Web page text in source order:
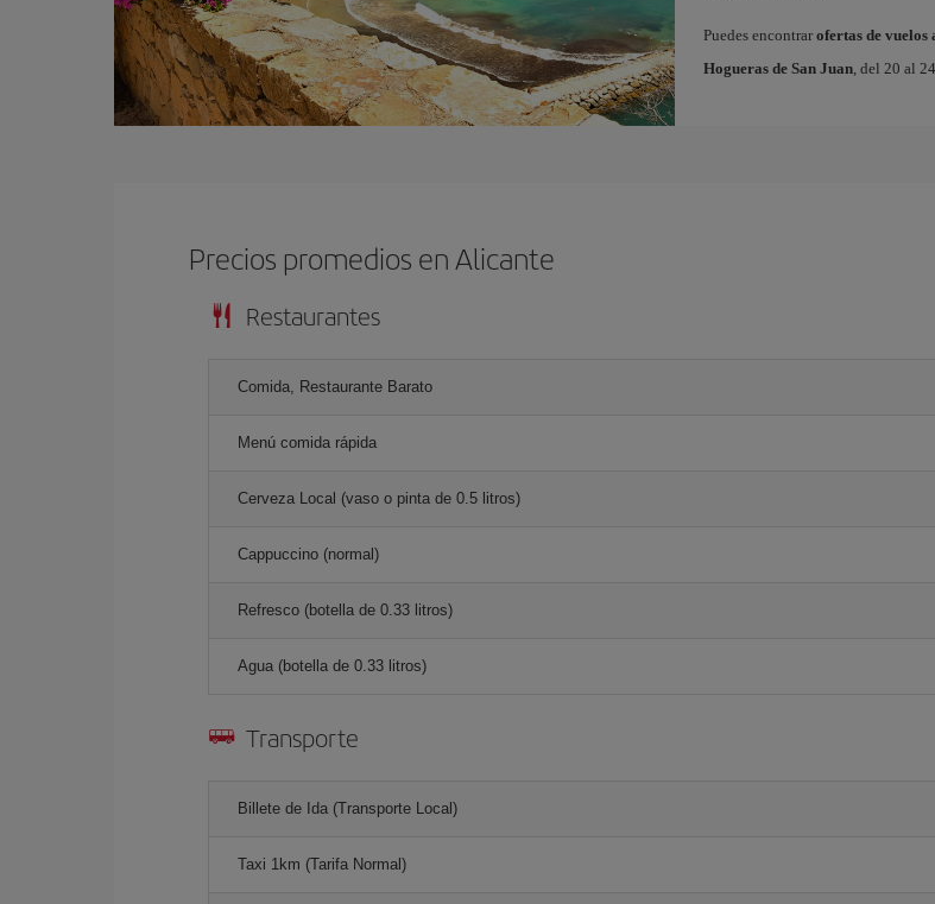
Puedes encontrar ofertas de vuelos
Hogueras de San Juan, del 20 al
Precios promedios en Alicante
Restaurantes
Comida, Restaurante Barato
Menú comida rápida
Cerveza Local (vaso o pinta de 0.5 litros)
Cappuccino (normal)
Refresco (botella de 0.33 litros)
Agua (botella de 0.33 litros)
Transporte
Billete de Ida (Transporte Local)
Taxi 1km (Tarifa Normal)